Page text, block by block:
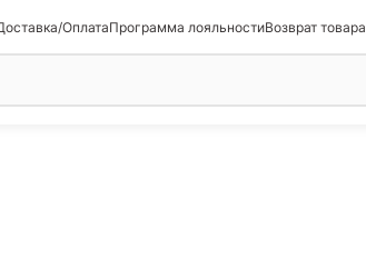
ОплатаПрограмма лояльностиВозврат товара